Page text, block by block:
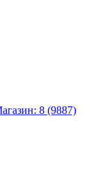
8 (9887)